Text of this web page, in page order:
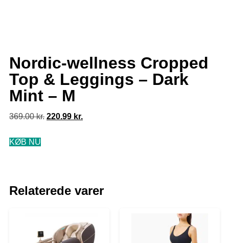
Nordic-wellness Cropped
Top & Leggings – Dark
Mint – M
369.00kr. 220.99 kr.
KØB NU
Relaterede varer